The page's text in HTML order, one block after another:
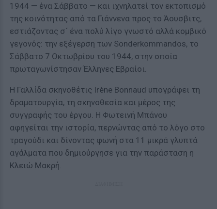
1944 — ένα Σάββατο — και ιχνηλατεί τον εκτοπισμό
της κοινότητας από τα Γιάννενα προς το Άουσβιτς,
εστιάζοντας σ´ ένα πολύ λίγο γνωστό αλλά κομβικό
γεγονός: την εξέγερση των Sonderkommandos, το
Σάββατο 7 Οκτωβρίου του 1944, στην οποία
πρωταγωνίστησαν Έλληνες Εβραίοι.
Η Γαλλίδα σκηνοθέτις Irène Bonnaud υπογράφει τη
δραματουργία, τη σκηνοθεσία και μέρος της
συγγραφής του έργου. Η Φωτεινή Μπάνου
αφηγείται την ιστορία, περνώντας από το λόγο στο
τραγούδι και δίνοντας φωνή στα 11 μικρά γλυπτά
αγάλματα που δημιούργησε για την παράσταση η
Κλειώ Μακρή.